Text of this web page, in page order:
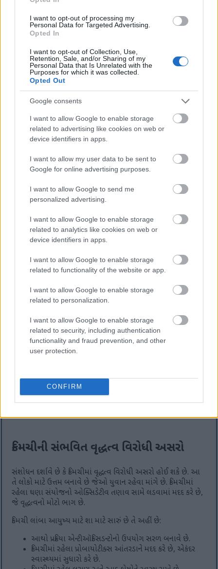
I want to opt-out of processing my
Personal Data for Targeted Advertising.
Opted In
I want to opt-out of Collection, Use,
Retention, Sale, and/or Sharing of my
Personal Data that Is Unrelated with the
Purposes for which it was collected.
Opted Out
Google consents
I want to allow Google to enable storage
related to advertising like cookies on web or
device identifiers in apps.
I want to allow my user data to be sent to
Google for online advertising purposes.
I want to allow Google to send me
personalized advertising.
I want to allow Google to enable storage
related to analytics like cookies on web or
device identifiers in apps.
I want to allow Google to enable storage
related to functionality of the website or app.
I want to allow Google to enable storage
related to personalization.
I want to allow Google to enable storage
related to security, including authentication
functionality and fraud prevention, and other
user protection.
CONFIRM
તમારા ભોજનમાં કિમચી ઉમેરવાથી તે વધુ સ્વાદિષ્ટ બની શકે છે. તે
તમને એકંદર સ્વાસ્થ્ય માટે મહત્વપૂર્ણ પોષક તત્વો પણ આપે છે.
તમારા હૃદય માટે કિમચીના કેટલાક મુખ્ય ફાયદા અહીં છે:
કોલેસ્ટ્રોલનું સ્તર ઘટાડવામાં મદદ કરે છે
બ્લડ પ્રેશર ઘટાડે છે
એકંદર લિપિડ પ્રોફાઇલ સુધારે છે
હૃદય રોગનું જોખમ ઘટાડવામાં ફાળો આપે છે
હૃદયના સ્વાસ્થ્ય પ્રતીકો અને પોષક તત્વો સાથે વાઇબ્રન્ટ કિમચીનું ચિત્ર.
વધુ માહિતી અને ઉચ્ચ રિઝોલ્યુશન માટે છબી પર ક્લિક કરો અથવા ટેપ
કિમચી કુદરતી પાચન સહાયક તરીકે
કેન્દ્રિત કરતા ભોજન માટે ઉત્તમ બનાવે છે. કિમચીમાં આથો લાવવાની
પ્રક્રિયા સારા પ્રોબાયોટીક્સ ઉગાડે છે. આ પ્રોબાયોટીક્સ આંતરડાના
વનસ્પતિને સંતુલિત રાખવામાં મદદ કરે છે, જેનાથી પાચન સારું થાય
મળી શકે છે. તેમાં ડાયેટરી ફાઇબર હોય છે જે આને ટેકો આપે છે. તે
ઇરિટેબલ બોવેલ સિન્ડ્રોમ (IBS) ના લક્ષણોમાં પણ મદદ કરી શકે છે.
ઘણા લોકોને કિમચી જેવા આથોવાળા ખોરાકથી પાચન સમસ્યાઓમાં
કિમચીની સંભવિત વૃદ્ધત્વ વિરોધી અસરો
સંશોધન દર્શાવે છે કે કિમચીમાં વૃદ્ધત્વ વિરોધી અસરો હોઈ શકે છે. આ
તે લોકો માટે ઉત્તમ બનાવે છે જેઓ યુવાન રહેવા માંગે છે. કિમચીમાં
રહેલા ઘણા સંયોજનો ઓક્સિડેટીવ તણાવ સામે લડવામાં મદદ કરે છે,
જે વૃદ્ધત્વનો મોટો ભાગ છે.
કિમચી લાંબા આયુષ્ય માટે શા માટે સારું છે તે અહીં છે:
આથો પ્રક્રિયા એન્ટીઑકિસડન્ટોનો ઉપયોગ સરળ બનાવે છે.
કિમચીમાં રહેલા પ્રોબાયોટીક્સ આંતરડાને મદદ કરે છે, એકંદર
સ્વાસ્થ્યમાં સુધારો કરે છે.